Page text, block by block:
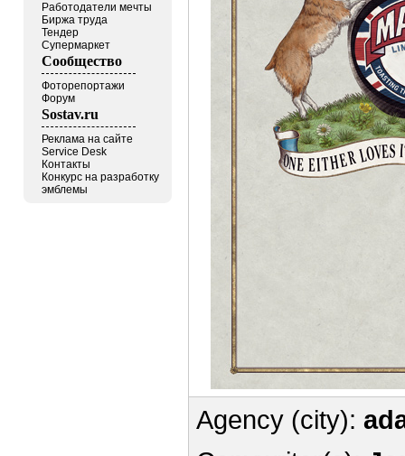
Работодатели мечты
Биржа труда
Тендер
Супермаркет
Сообщество
Фоторепортажи
Форум
Sostav.ru
Реклама на сайте
Service Desk
Контакты
Конкурс на разработку
эмблемы
Agency (city):